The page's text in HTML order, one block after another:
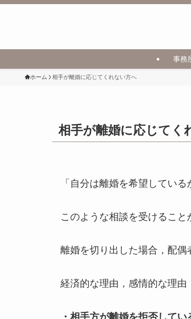
事務
ホーム 相手が離婚に応じてくれない方へ
相手が離婚に応じてく
「自分は離婚を希望してい
このような相談を受けること
離婚を切り出した場合，配偶
経済的な理由，感情的な理由
・相手方が離婚を拒否して